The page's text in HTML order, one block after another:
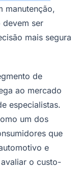
manutenção,
devem ser
mais segura
de
ao mercado
especialistas.
um dos
que
e
o custo-